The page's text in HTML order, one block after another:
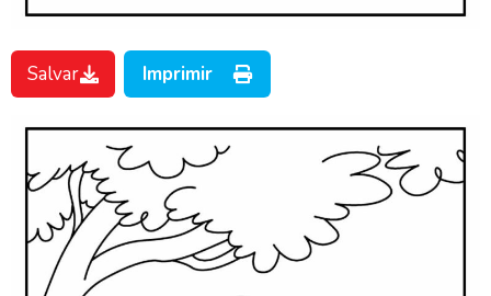
Salvar Imprimir